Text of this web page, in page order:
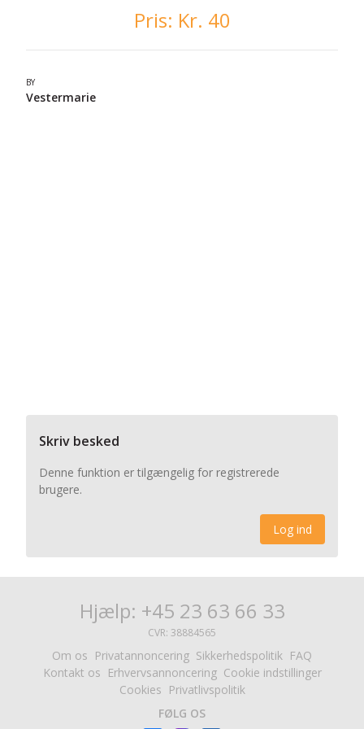
Pris: Kr. 40
BY
Vestermarie
Skriv besked
Denne funktion er tilgængelig for registrerede
brugere.
Log ind
Hjælp: +45 23 63 66 33
CVR: 38884565
Om os Privatannoncering Sikkerhedspolitik FAQ
Kontakt os Erhvervsannoncering Cookie indstillinger
Cookies Privatlivspolitik
FØLG OS